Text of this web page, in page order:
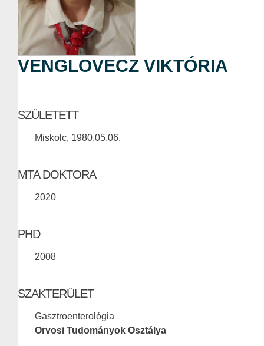
VENGLOVECZ VIKTÓRIA
SZÜLETETT
Miskolc, 1980.05.06.
MTA DOKTORA
2020
PHD
2008
SZAKTERÜLET
Gasztroenterológia
Orvosi Tudományok Osztálya